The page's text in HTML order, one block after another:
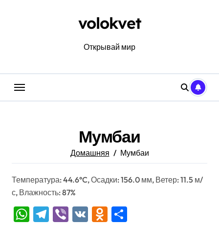
volokvet
Открывай мир
Мумбаи
Домашняя Мумбаи
Температура: 44.6°C, Осадки: 156.0 мм, Ветер: 11.5 м/
с, Влажность: 87%
WhatsApp
Telegram
Viber
VK Odnoklassniki